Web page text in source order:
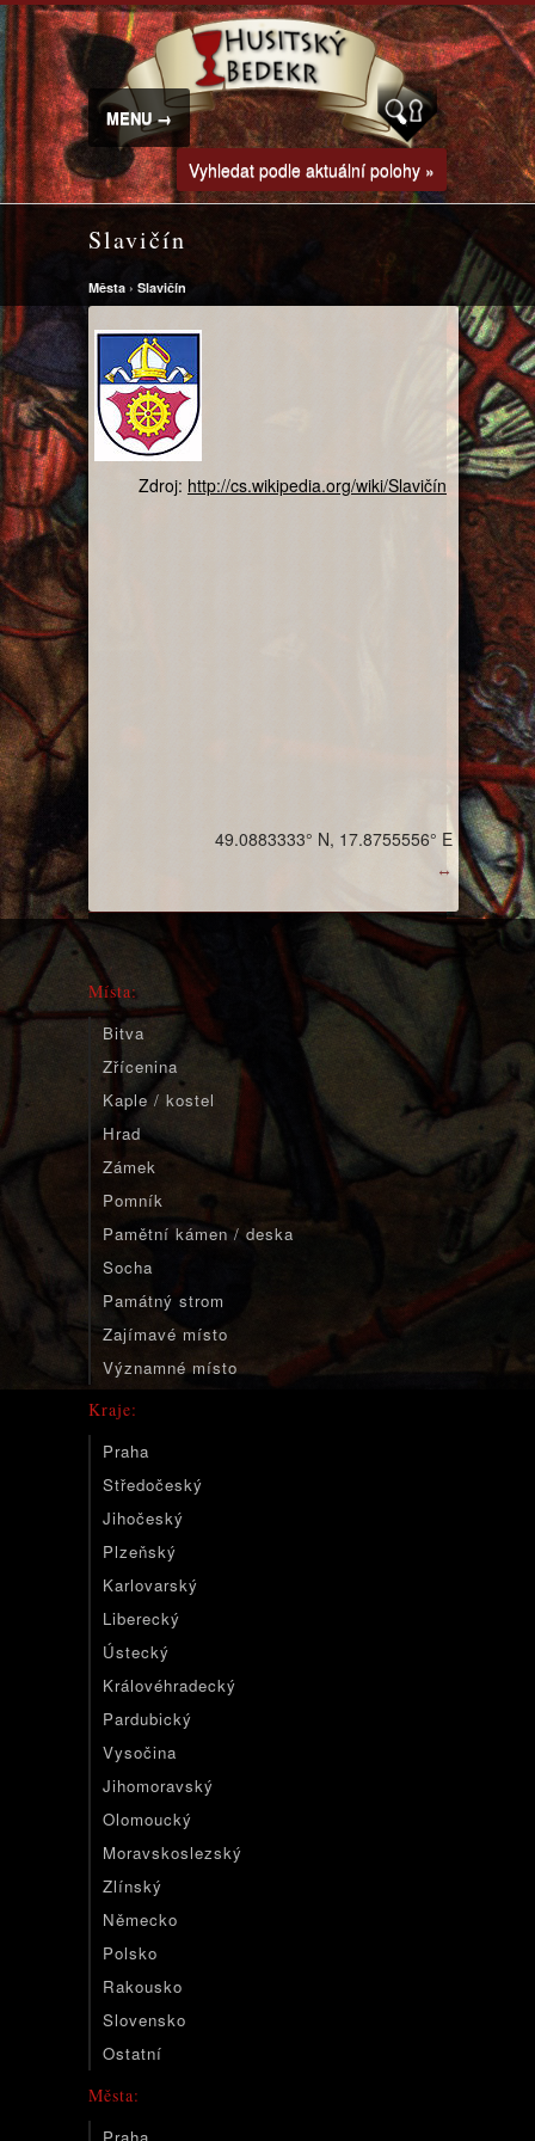
MENU →
Vyhledat podle aktuální polohy »
Slavičín
Města › Slavičín
Zdroj: http://cs.wikipedia.org/wiki/Slavičín
↔
49.0883333° N, 17.8755556° E
Místa:
Bitva
Zřícenina
Kaple / kostel
Hrad
Zámek
Pomník
Pamětní kámen / deska
Socha
Památný strom
Zajímavé místo
Významné místo
Kraje:
Praha
Středočeský
Jihočeský
Plzeňský
Karlovarský
Liberecký
Ústecký
Královéhradecký
Pardubický
Vysočina
Jihomoravský
Olomoucký
Moravskoslezský
Zlínský
Německo
Polsko
Rakousko
Slovensko
Ostatní
Města: